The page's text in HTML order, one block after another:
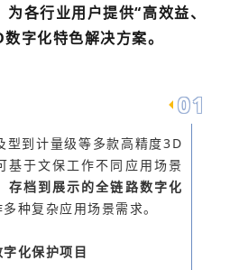
各行业用户提供“高效益、
字化特色解决方案。
01
到计量级等多款高精度3D
基于文保工作不同应用场景
存档到展示的全链路数字化
种复杂应用场景需求。
化保护项目